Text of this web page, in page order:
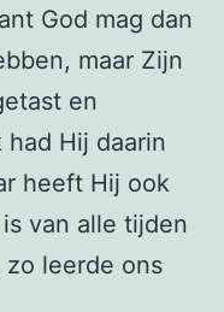
God mag dan
maar Zijn
en
Hij daarin
heeft Hij ook
van alle tijden
leerde ons